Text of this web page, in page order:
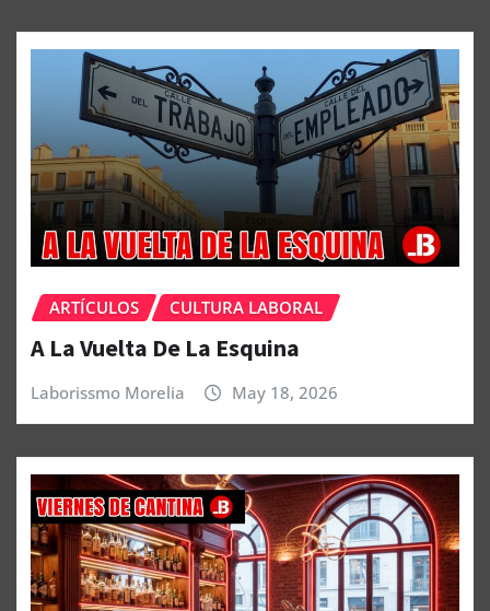
ARTÍCULOS CULTURA LABORAL
A La Vuelta De La Esquina
Laborissmo Morelia May 18, 2026